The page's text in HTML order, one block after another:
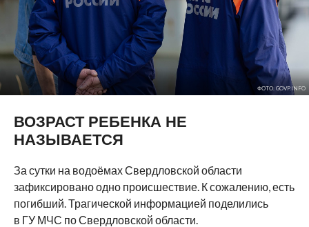
ФОТО: GOVP.INFO
ВОЗРАСТ РЕБЕНКА НЕ
НАЗЫВАЕТСЯ
За сутки на водоёмах Свердловской области
зафиксировано одно происшествие. К сожалению, есть
погибший. Трагической информацией поделились
в ГУ МЧС по Свердловской области.